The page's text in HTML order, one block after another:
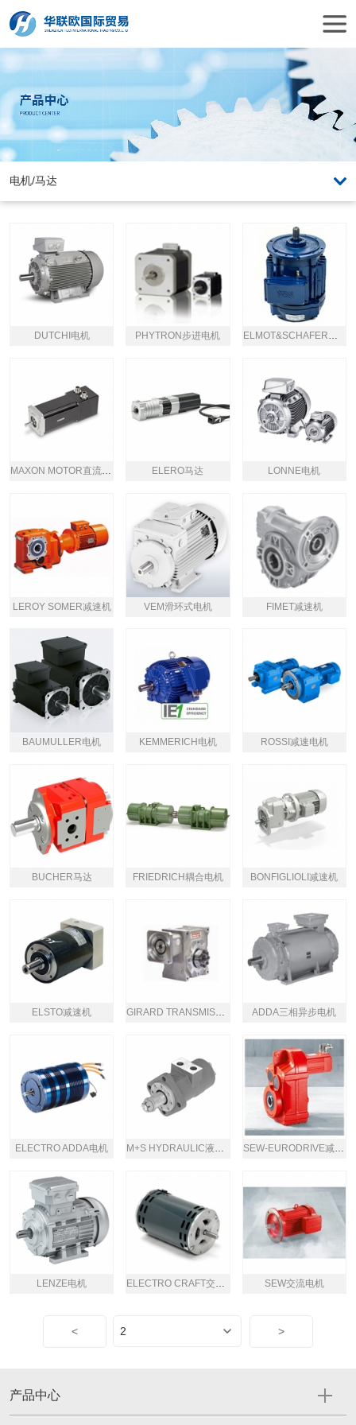
DUTCHI电机 PHYTRON步进电机 ELMOT&SCHAFER电机
MAXON MOTOR直流电机 ELERO马达 LONNE电机
LEROY SOMER减速机 VEM滑环式电机 FIMET减速机
BAUMULLER电机 KEMMERICH电机 ROSSI减速电机
BUCHER马达 FRIEDRICH耦合电机 BONFIGLIOLI减速机
ELSTO减速机 GIRARD TRANSMISSIONS减速机 ADDA三相异步电机
ELECTRO ADDA电机 SEW-EURODRIVE减速机
LENZE电机 ELECTRO CRAFT交流电机 SEW交流电机
< >
产品中心